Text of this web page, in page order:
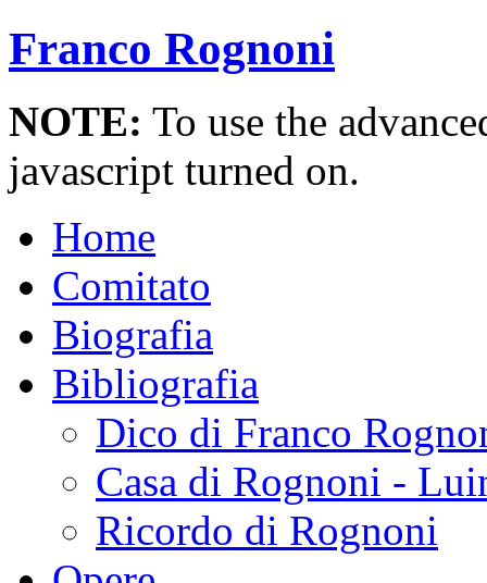
Franco Rognoni
NOTE: To use the
javascript turned on.
Home
Comitato
Biografia
Bibliografia
Dico di Franco
Casa di Rognoni -
Ricordo di Rognoni